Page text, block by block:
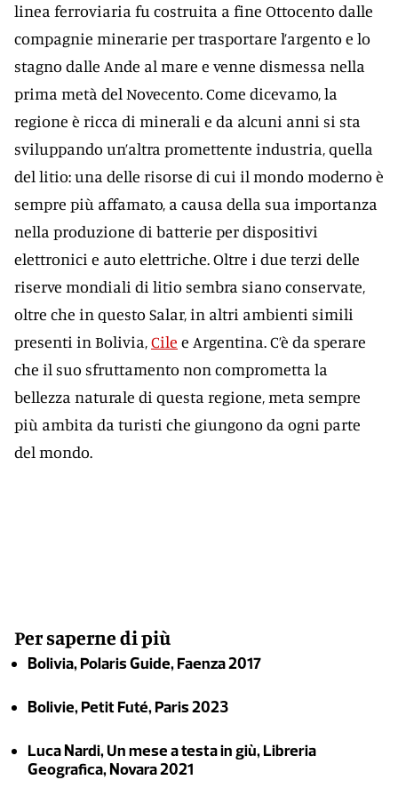
linea ferroviaria fu costruita a fine Ottocento dalle
compagnie minerarie per trasportare l’argento e lo
stagno dalle Ande al mare e venne dismessa nella
prima metà del Novecento. Come dicevamo, la
regione è ricca di minerali e da alcuni anni si sta
sviluppando un’altra promettente industria, quella
del litio: una delle risorse di cui il mondo moderno è
sempre più affamato, a causa della sua importanza
nella produzione di batterie per dispositivi
elettronici e auto elettriche. Oltre i due terzi delle
riserve mondiali di litio sembra siano conservate,
oltre che in questo Salar, in altri ambienti simili
presenti in Bolivia,Cile e Argentina. C’è da sperare
che il suo sfruttamento non comprometta la
bellezza naturale di questa regione, meta sempre
più ambita da turisti che giungono da ogni parte
del mondo.
Per saperne di più
Bolivia, Polaris Guide, Faenza 2017
Bolivie, Petit Futé, Paris 2023
Luca Nardi, Un mese a testa in giù, Libreria
Geografica, Novara 2021